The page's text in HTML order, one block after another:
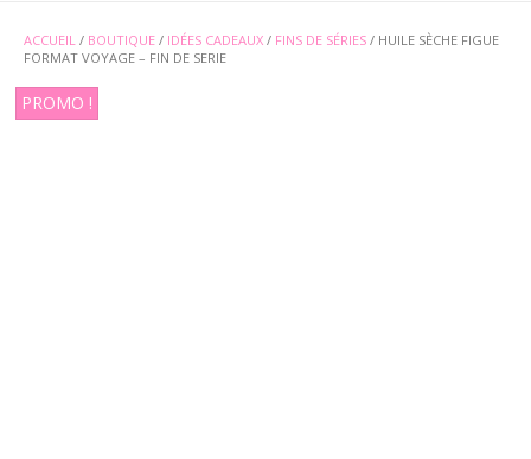
ACCUEIL / BOUTIQUE / IDÉES CADEAUX / FINS DE SÉRIES / HUILE SÈCHE FIGUE
FORMAT VOYAGE – FIN DE SERIE
PROMO !